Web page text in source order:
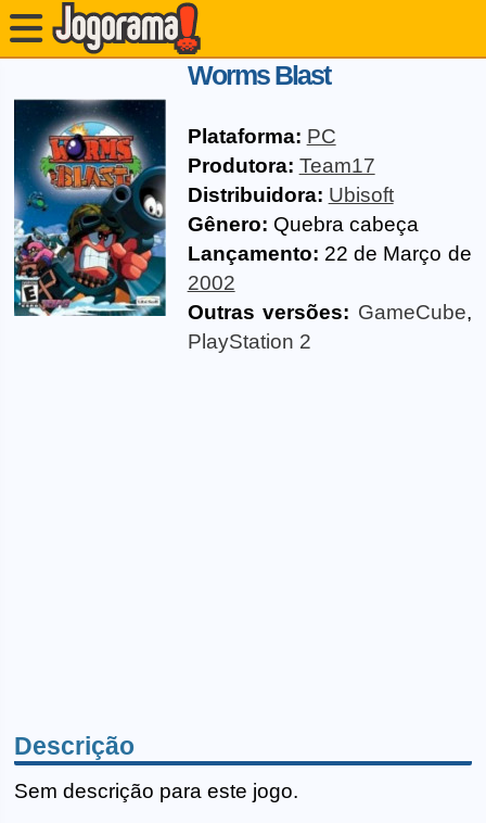
Worms Blast
Plataforma: PC
Produtora: Team17
Distribuidora: Ubisoft
Gênero: Quebra cabeça
Lançamento: 22 de Março de
2002
Outras versões: GameCube,
PlayStation 2
Descrição
Sem descrição para este jogo.